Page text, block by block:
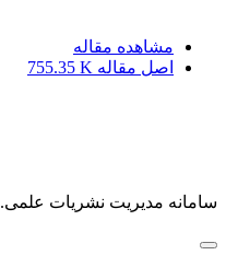
مشاهده مقاله
اصل مقاله 755.35 K
سامانه مدیریت نشریات علمی.